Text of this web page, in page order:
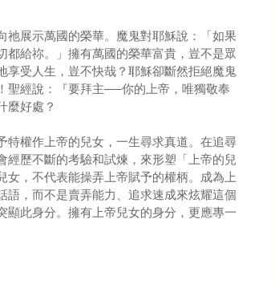
祂展示萬國的榮華。魔鬼對耶穌說：「如果
都給祢。」擁有萬國的榮華富貴，豈不是眾
享受人生，豈不快哉？耶穌卻斷然拒絕魔鬼
聖經說：『要拜主──你的上帝，唯獨敬奉
麼好處？
特權作上帝的兒女，一生尋求真道。在追尋
經歷不斷的考驗和試煉，來形塑「上帝的兒
女，不代表能操弄上帝賦予的權柄。成為上
語，而不是賣弄能力、追求速成來炫耀這個
顯此身分。擁有上帝兒女的身分，更應專一